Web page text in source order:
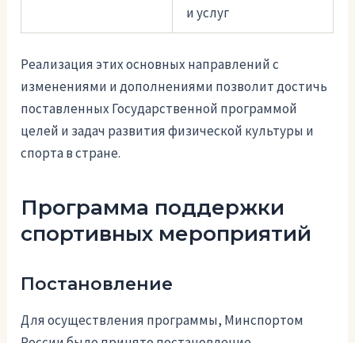
и услуг
Реализация этих основных направлений с
изменениями и дополнениями позволит достичь
поставленных Государственной программой
целей и задач развития физической культуры и
спорта в стране.
Программа поддержки
спортивных мероприятий
Постановление
Для осуществления программы, Минспортом